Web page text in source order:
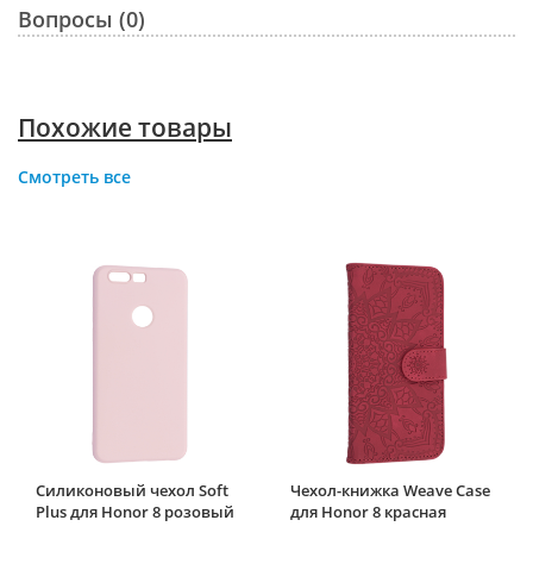
Вопросы (0)
Похожие товары
Смотреть все
Силиконовый чехол Soft
Plus для Honor 8 розовый
Чехол-книжка Weave Case
для Honor 8 красная